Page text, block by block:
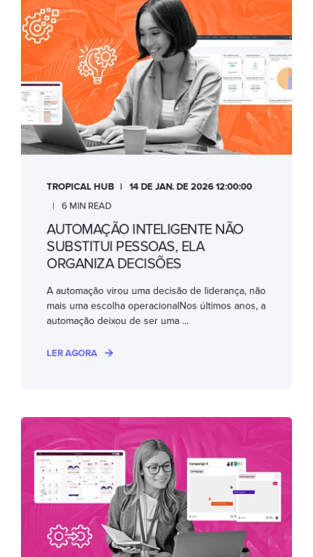
TROPICAL HUB
14 DE JAN. DE 2026 12:00:00
6 MIN READ
AUTOMAÇÃO INTELIGENTE NÃO
SUBSTITUI PESSOAS, ELA
ORGANIZA DECISÕES
A automação virou uma decisão de liderança, não
mais uma escolha operacionalNos últimos anos, a
automação deixou de ser uma ...
LER AGORA